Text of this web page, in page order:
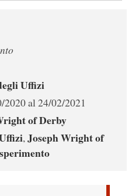
Uffizi
2020 al 24/02/2021
of Derby
,Joseph Wright of